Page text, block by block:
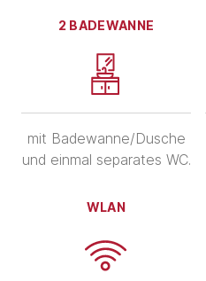
2 BADEWANNE
mit Badewanne/Dusche
und einmal separates WC.
WLAN